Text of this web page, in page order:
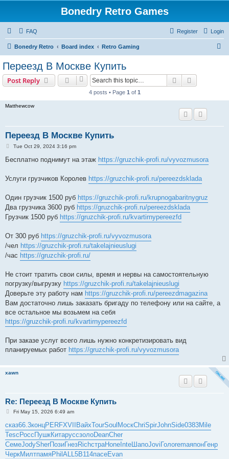
Bonedry Retro Games
FAQ Login
Register
Bonedry Retro Board index Retro Gaming
Переезд В Москве Купить
Post Reply Search
4 posts • Page 1 of 1
Matthewcow
Переезд В Москве Купить
P
s
Tue Oct 29, 2024 3:16 pm
Бесплатно поднимут на этаж https://gruzchik-profi.ru/vyvozmusora
Услуги грузчиков Королев https://gruzchik-profi.ru/pereezdsklada
Один грузчик 1500 руб https://gruzchik-profi.ru/krupnogabaritnygruz
Два грузчика 3600 руб https://gruzchik-profi.ru/pereezdsklada
Грузчик 1500 руб https://gruzchik-profi.ru/kvartirnypereezfd
От 300 руб https://gruzchik-profi.ru/vyvozmusora
/чел https://gruzchik-profi.ru/takelajnieuslugi
/час https://gruzchik-profi.ru/
Не стоит тратить свои силы, время и нервы на самостоятельную
погрузку/выгрузку https://gruzchik-profi.ru/takelajnieuslugi
Доверьте эту работу нам https://gruzchik-profi.ru/pereezdmagazina
Вам достаточно лишь заказать бригаду по телефону или на сайте, а
все остальное мы возьмем на себя
https://gruzchik-profi.ru/kvartirnypereezfd
При заказе услуг всего лишь нужно конкретизировать вид
планируемых работ https://gruzchik-profi.ru/vyvozmusora
xawn
Re: Переезд В Москве Купить
P
s
t
Fri May 15, 2026 6:49 am
сказ66.3концPERFXVIIВайхTourSoulМоскChriSpirJohnSide0383Mile
TescРоссПушкКитаруссзолоDeanCher
СемеJodySherПозиГнезRichстраHoneInteШапоJoviГолоremaяпонГенр
ЧеркМилтпамяPhilALL5B114пасеEvan